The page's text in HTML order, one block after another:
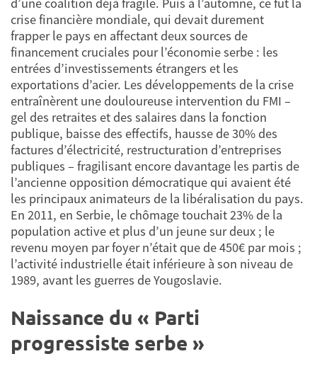
d’une coalition déjà fragile. Puis à l’automne, ce fut la
crise financière mondiale, qui devait durement
frapper le pays en affectant deux sources de
financement cruciales pour l’économie serbe : les
entrées d’investissements étrangers et les
exportations d’acier. Les développements de la crise
entraînèrent une douloureuse intervention du FMI –
gel des retraites et des salaires dans la fonction
publique, baisse des effectifs, hausse de 30% des
factures d’électricité, restructuration d’entreprises
publiques – fragilisant encore davantage les partis de
l’ancienne opposition démocratique qui avaient été
les principaux animateurs de la libéralisation du pays.
En 2011, en Serbie, le chômage touchait 23% de la
population active et plus d’un jeune sur deux ; le
revenu moyen par foyer n’était que de 450€ par mois ;
l’activité industrielle était inférieure à son niveau de
1989, avant les guerres de Yougoslavie.
Naissance du « Parti
progressiste serbe »